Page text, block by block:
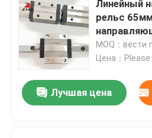
Механизм реечной
Поддержка конца винта
Коробка передач Nidec
Линейный
рельс
опорным
MOQ：вести
Цена：
Лучшая цена